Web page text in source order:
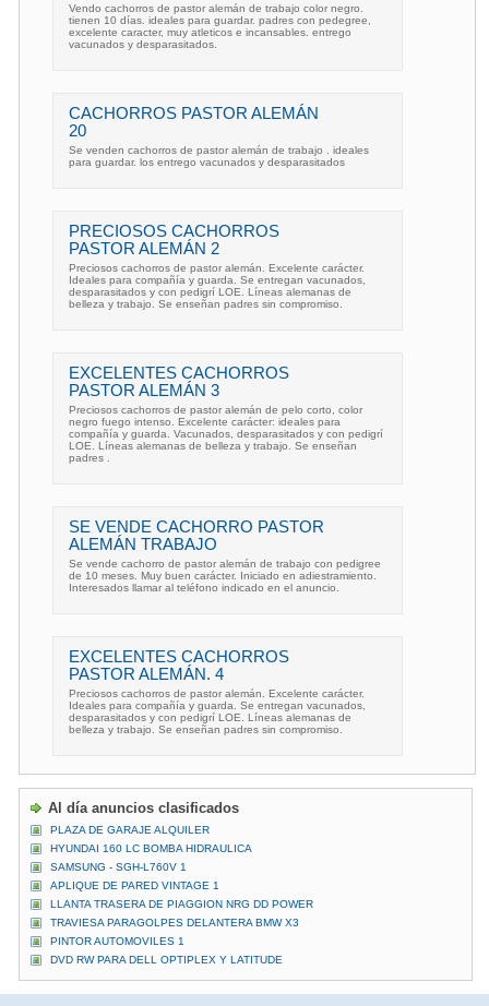
Vendo cachorros de pastor alemán de trabajo color negro.
tienen 10 días. ideales para guardar. padres con pedegree,
excelente caracter, muy atleticos e incansables. entrego
vacunados y desparasitados.
CACHORROS PASTOR ALEMÁN
20
Se venden cachorros de pastor alemán de trabajo . ideales
para guardar. los entrego vacunados y desparasitados
PRECIOSOS CACHORROS
PASTOR ALEMÁN 2
Preciosos cachorros de pastor alemán. Excelente carácter.
Ideales para compañía y guarda. Se entregan vacunados,
desparasitados y con pedigrí LOE. Líneas alemanas de
belleza y trabajo. Se enseñan padres sin compromiso.
EXCELENTES CACHORROS
PASTOR ALEMÁN 3
Preciosos cachorros de pastor alemán de pelo corto, color
negro fuego intenso. Excelente carácter: ideales para
compañía y guarda. Vacunados, desparasitados y con pedigrí
LOE. Líneas alemanas de belleza y trabajo. Se enseñan
padres .
SE VENDE CACHORRO PASTOR
ALEMÁN TRABAJO
Se vende cachorro de pastor alemán de trabajo con pedigree
de 10 meses. Muy buen carácter. Iniciado en adiestramiento.
Interesados llamar al teléfono indicado en el anuncio.
EXCELENTES CACHORROS
PASTOR ALEMÁN. 4
Preciosos cachorros de pastor alemán. Excelente carácter.
Ideales para compañía y guarda. Se entregan vacunados,
desparasitados y con pedigrí LOE. Líneas alemanas de
belleza y trabajo. Se enseñan padres sin compromiso.
Al día anuncios clasificados
PLAZA DE GARAJE ALQUILER
HYUNDAI 160 LC BOMBA HIDRAULICA
SAMSUNG - SGH-L760V 1
APLIQUE DE PARED VINTAGE 1
LLANTA TRASERA DE PIAGGION NRG DD POWER
TRAVIESA PARAGOLPES DELANTERA BMW X3
PINTOR AUTOMOVILES 1
DVD RW PARA DELL OPTIPLEX Y LATITUDE